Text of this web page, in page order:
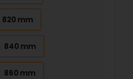
820 mm
840 mm
860 mm